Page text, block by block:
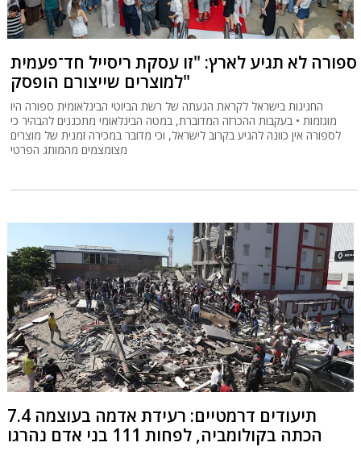
ספורה לא תגיע לארץ: "זו עסקת ריסייל חד־פעמית
למוצרים שייצורם הופסק"
החגיגות בישראל לקראת הגעתה של רשת הביוטי הבינלאומית ספורה היו
מוגזמות • בעקבות ההכרזה המדוברת, במטה הבינלאומי מתכננים להבהיר כי
לספורה אין כוונה להגיע בקרוב לישראל, וכי מדובר במכירה זמנית של מוצרים
מצומצמים מהמותג הפרטי
תיעודים דרמטיים: רעידת אדמה בעוצמה 7.4
הכתה בקולומביה, לפחות 111 בני אדם נהרגו